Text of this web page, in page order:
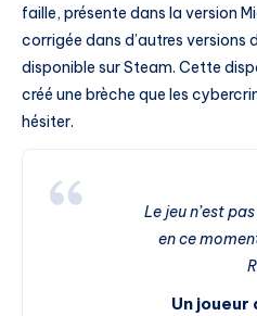
faille, présente dans la version
corrigée dans d’autres versions
disponible sur Steam. Cette
créé une brèche que les
hésiter.
Le jeu n’est
en ce
Un joueur